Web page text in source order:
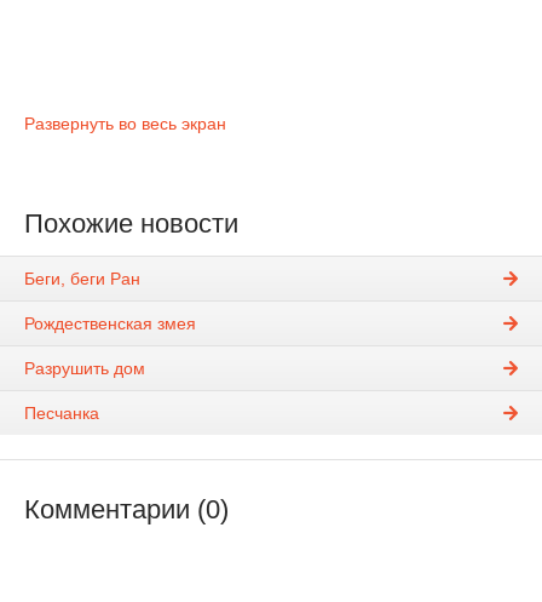
Развернуть во весь экран
Похожие новости
Беги, беги Ран
Рождественская змея
Разрушить дом
Песчанка
Комментарии (0)